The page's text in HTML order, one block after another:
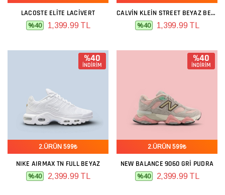
LACOSTE ELITE LACIVERT
%40 1,399.99 TL
CALVIN KLEIN STREET BEYAZ BEJ SIYAH
%40 1,399.99 TL
%40
İNDİRİM
2.ÜRÜN 599₺
NIKE AIRMAX TN FULL BEYAZ
%40 2,399.99 TL
%40
İNDİRİM
2.ÜRÜN 599₺
NEW BALANCE 9060 GRI PUDRA
%40 2,399.99 TL